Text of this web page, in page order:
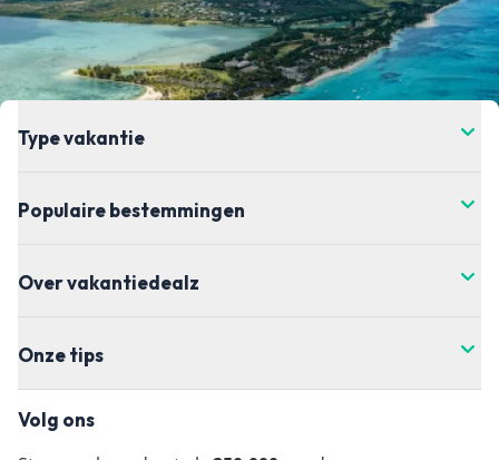
Type vakantie
Populaire bestemmingen
Over vakantiedealz
Onze tips
Volg ons